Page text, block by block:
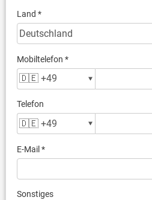
Land *
Mobiltelefon *
Telefon
E-Mail *
Sonstiges